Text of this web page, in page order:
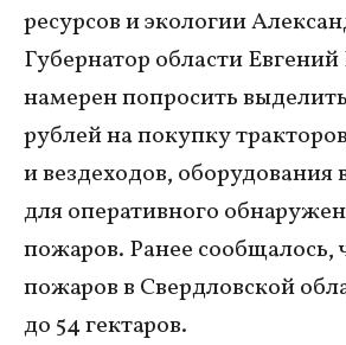
ресурсов и экологии
Губернатор области
намерен попросить
рублей на покупку
и вездеходов, оборудования
для оперативного
пожаров. Ранее сообщалось,
пожаров в Свердловской
до 54 гектаров.